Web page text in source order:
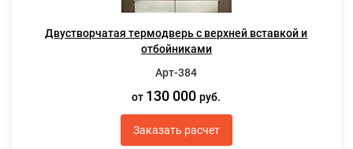
Двустворчатая термодверь с верхней вставкой и
отбойниками
Арт-384
от 130 000руб.
Заказать расчет